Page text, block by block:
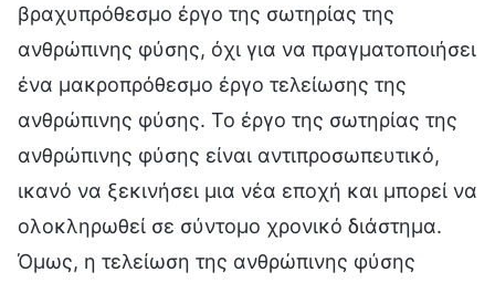
βραχυπρόθεσμο έργο της σωτηρίας της
ανθρώπινης φύσης, όχι για να πραγματοποιήσει
ένα μακροπρόθεσμο έργο τελείωσης της
ανθρώπινης φύσης. Το έργο της σωτηρίας της
ανθρώπινης φύσης είναι αντιπροσωπευτικό,
ικανό να ξεκινήσει μια νέα εποχή και μπορεί να
ολοκληρωθεί σε σύντομο χρονικό διάστημα.
Όμως, η τελείωση της ανθρώπινης φύσης